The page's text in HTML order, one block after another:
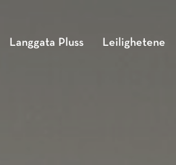
Langgata Pluss Leilighetene